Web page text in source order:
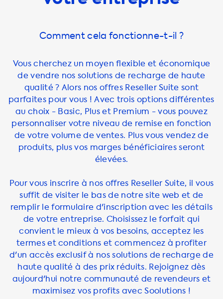
Comment cela fonctionne-t-il ?
Vous cherchez un moyen flexible et économique
de vendre nos solutions de recharge de haute
qualité ? Alors nos offres Reseller Suite sont
parfaites pour vous ! Avec trois options différentes
au choix - Basic, Plus et Premium - vous pouvez
personnaliser votre niveau de remise en fonction
de votre volume de ventes. Plus vous vendez de
produits, plus vos marges bénéficiaires seront
élevées.
Pour vous inscrire à nos offres Reseller Suite, il vous
suffit de visiter le bas de notre site web et de
remplir le formulaire d'inscription avec les détails
de votre entreprise. Choisissez le forfait qui
convient le mieux à vos besoins, acceptez les
termes et conditions et commencez à profiter
d'un accès exclusif à nos solutions de recharge de
haute qualité à des prix réduits. Rejoignez dès
aujourd'hui notre communauté de revendeurs et
maximisez vos profits avec Soolutions !